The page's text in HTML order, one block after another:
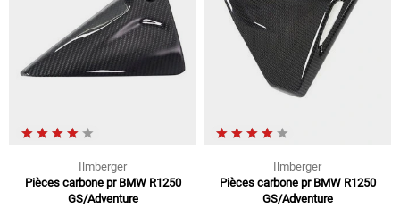
Ilmberger
Pièces carbone pr BMW R1250
GS/Adventure
Ilmberger
Pièces carbone pr BMW R1250
GS/Adventure